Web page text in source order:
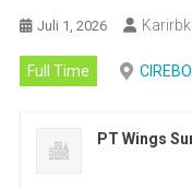
Juli 1, 2026
Full Time
PT Wings